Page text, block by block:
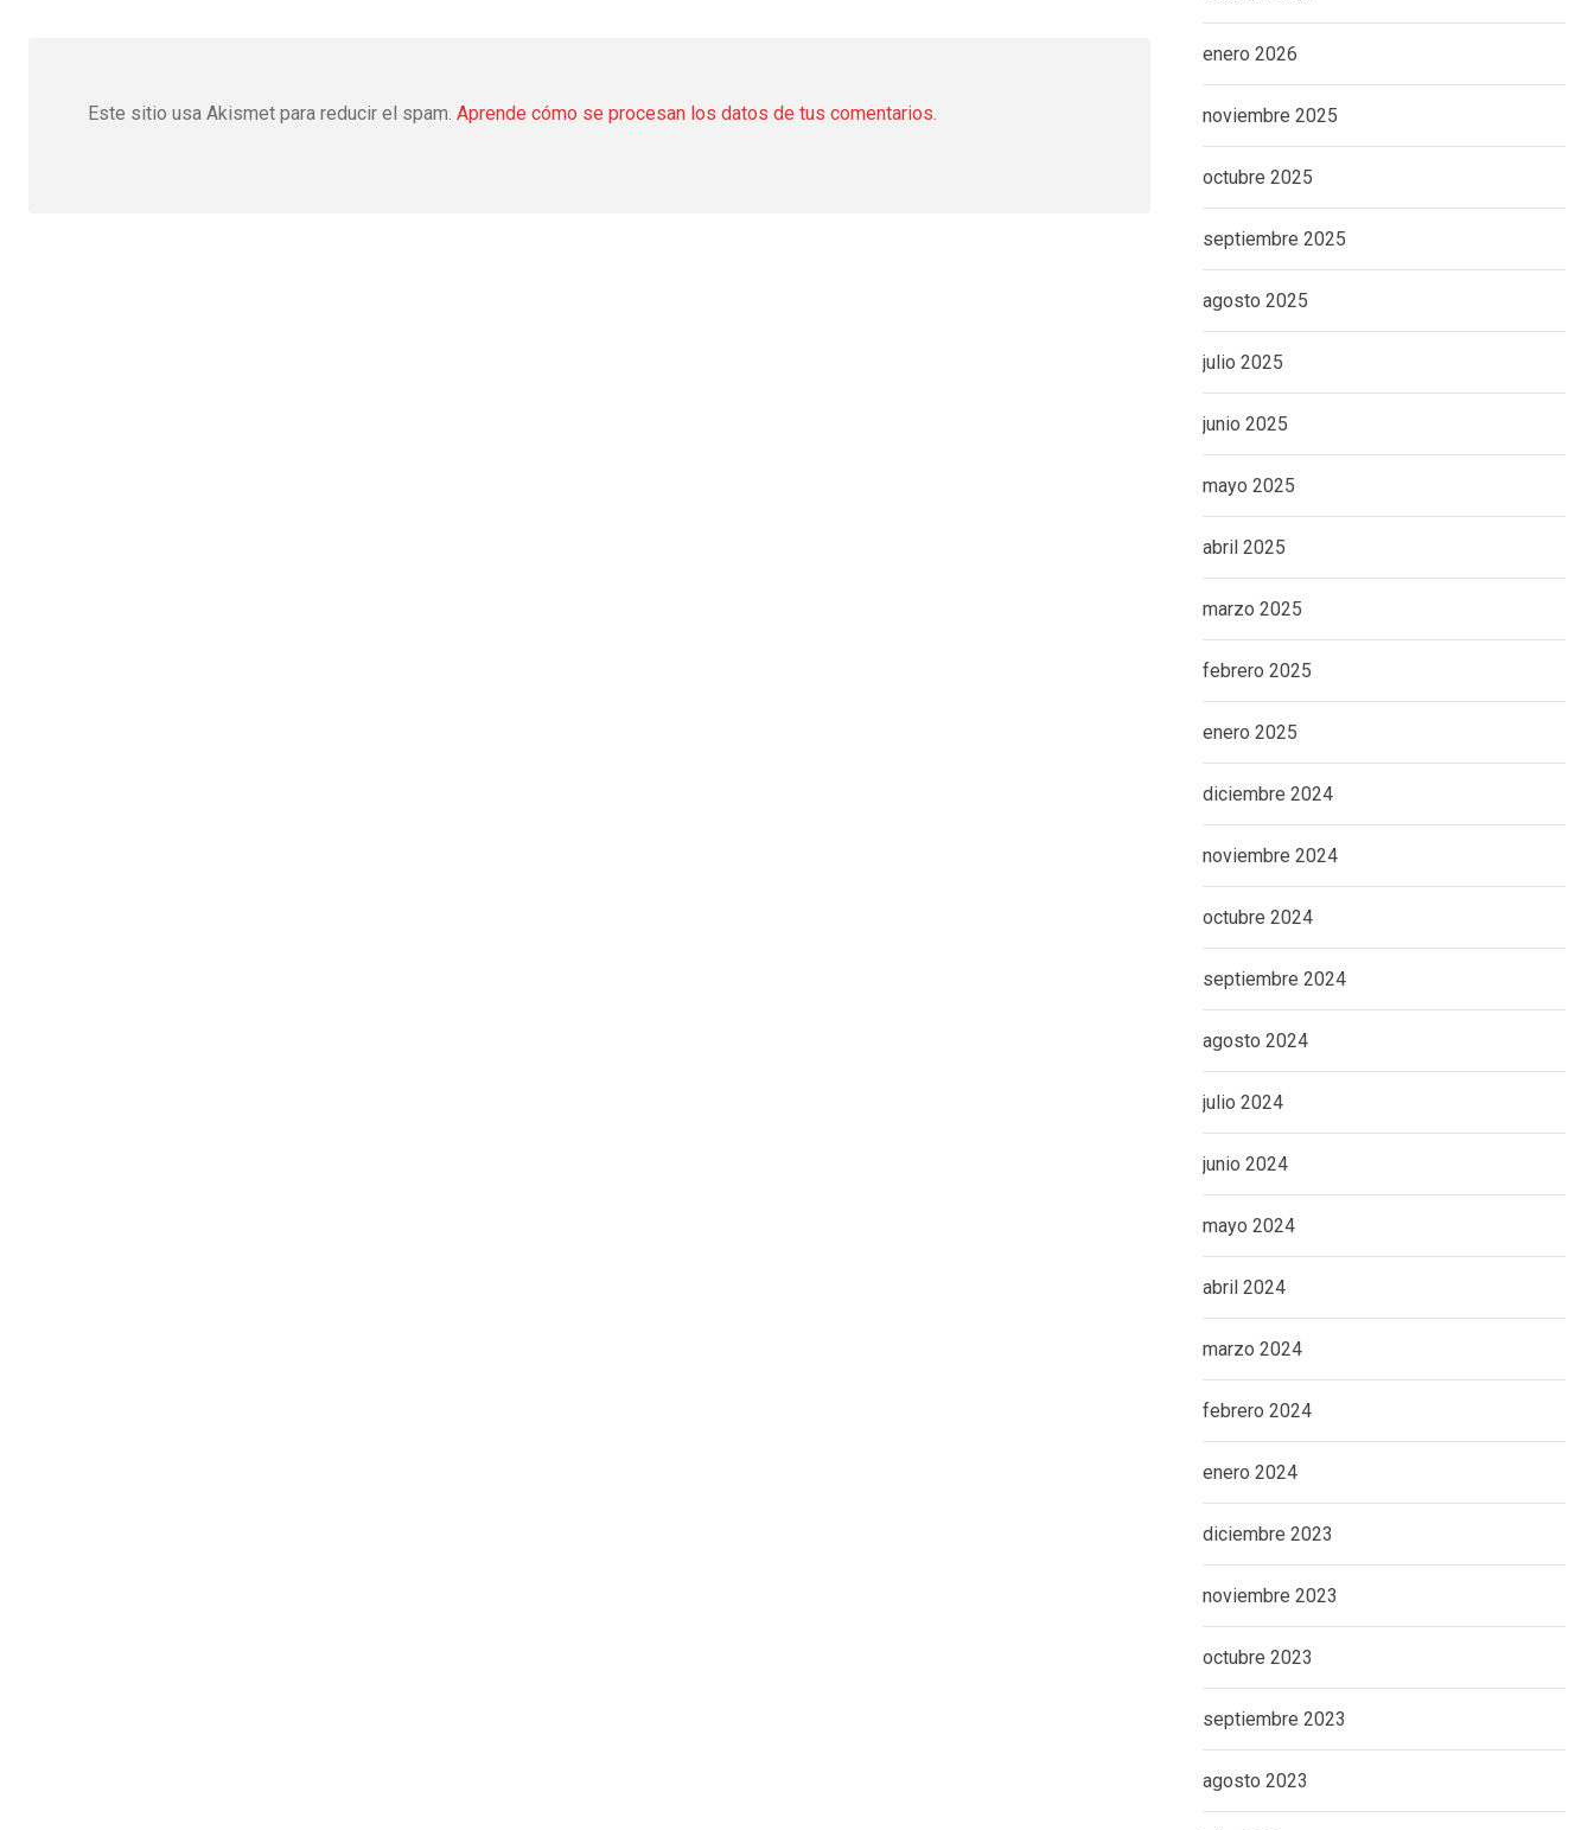
Este sitio usa Akismet para reducir el spam. Aprende cómo se procesan los datos de tus comentarios.
enero 2026
noviembre 2025
octubre 2025
septiembre 2025
agosto 2025
julio 2025
junio 2025
mayo 2025
abril 2025
marzo 2025
febrero 2025
enero 2025
diciembre 2024
noviembre 2024
octubre 2024
septiembre 2024
agosto 2024
julio 2024
junio 2024
mayo 2024
abril 2024
marzo 2024
febrero 2024
enero 2024
diciembre 2023
noviembre 2023
octubre 2023
septiembre 2023
agosto 2023